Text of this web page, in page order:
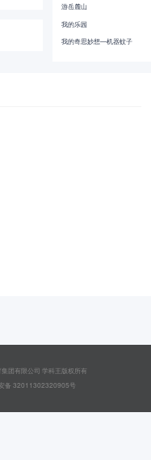
游岳麓山
我的乐园
我的奇思妙想—机器蚊子
团有限公司 学科王版权所有
备 32011302320905号